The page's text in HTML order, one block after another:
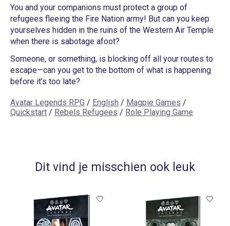
You and your companions must protect a group of
refugees fleeing the Fire Nation army! But can you keep
yourselves hidden in the ruins of the Western Air Temple
when there is sabotage afoot?
Someone, or something, is blocking off all your routes to
escape—can you get to the bottom of what is happening
before it’s too late?
Avatar Legends RPG / English / Magpie Games /
Quickstart / Rebels Refugees / Role Playing Game
Dit vind je misschien ook leuk
Items van productcarrousel